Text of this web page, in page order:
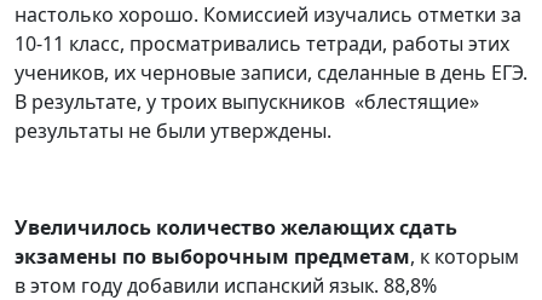
настолько хорошо. Комиссией изучались отметки за
10-11 класс, просматривались тетради, работы этих
учеников, их черновые записи, сделанные в день ЕГЭ.
В результате, у троих выпускников «блестящие»
результаты не были утверждены.
Увеличилось количество желающих сдать
экзамены по выборочным предметам, к которым
в этом году добавили испанский язык. 88,8%